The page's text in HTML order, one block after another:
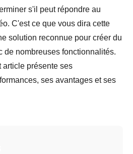
s'il peut répondre au
C'est ce que vous dira cette
solution reconnue pour créer du
de nombreuses fonctionnalités.
article présente ses
ses avantages et ses